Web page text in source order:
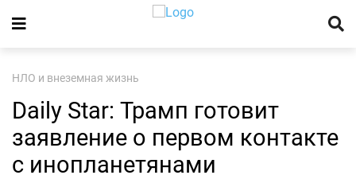
НЛО и внеземная жизнь
Daily Star: Трамп готовит
заявление о первом контакте
с инопланетянами